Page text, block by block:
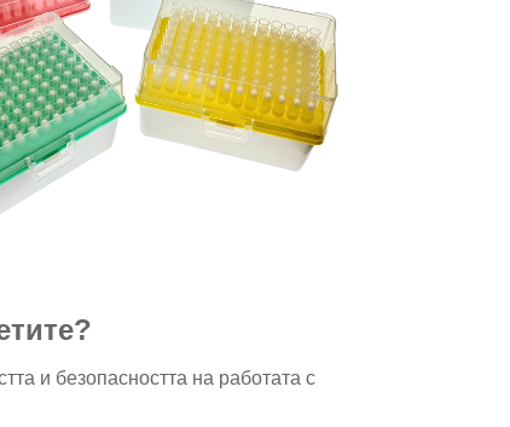
и безопасността на работата с